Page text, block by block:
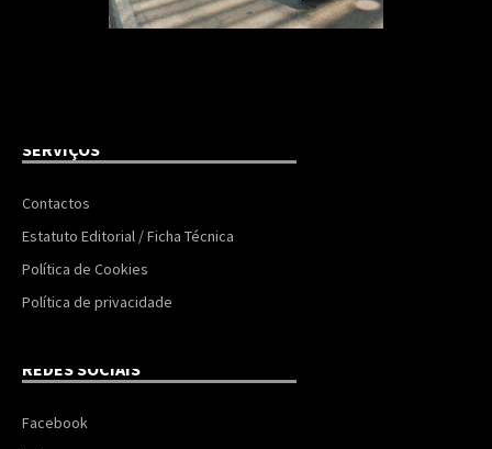
SERVIÇOS
Contactos
Estatuto Editorial / Ficha Técnica
Política de Cookies
Política de privacidade
REDES SOCIAIS
Facebook